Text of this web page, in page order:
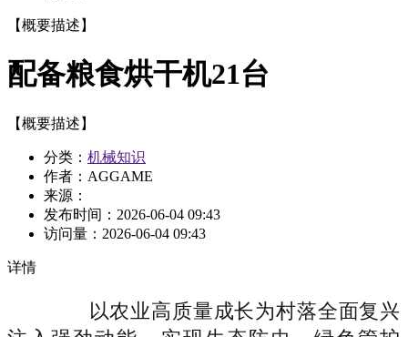
【概要描述】
配备粮食烘干机21台
【概要描述】
分类： 机械知识
作者：AGGAME
来源：
发布时间： 2026-06-04 09:43
访问量： 2026-06-04 09:43
详情
以农业高质量成长为村落全面复兴